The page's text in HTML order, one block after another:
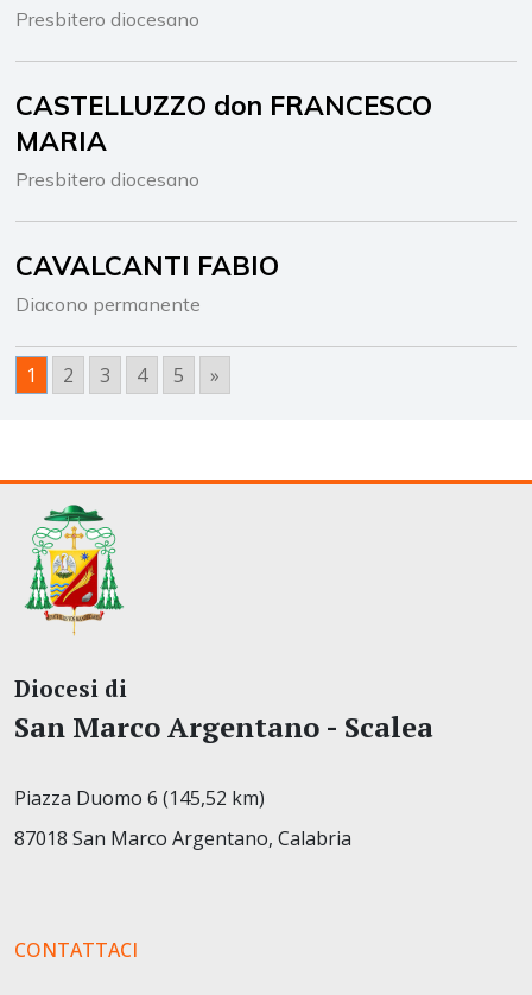
Presbitero diocesano
CASTELLUZZO don FRANCESCO
MARIA
Presbitero diocesano
CAVALCANTI FABIO
Diacono permanente
1 2 3 4 5 »
Diocesi di
San Marco Argentano - Scalea
Piazza Duomo 6 (145,52 km)
87018 San Marco Argentano, Calabria
CONTATTACI